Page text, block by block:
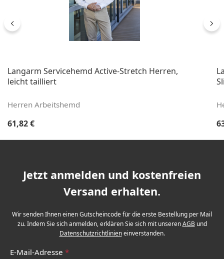
Langarm Servicehemd Active-Stretch Herren,
leicht tailliert
Herren Arbeitshemd
Regulärer Preis:
61,82 €
Jetzt anmelden und kostenfreien
Versand erhalten.
Wir senden Ihnen einen Gutscheincode für die erste Bestellung per Mail
zu. Indem Sie sich anmelden, erklären Sie sich mit unserenAGBund
Datenschutzrichtlinieneinverstanden.
E-Mail-Adresse *